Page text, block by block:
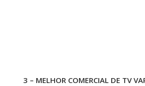
3 – MELHOR COMERCIAL DE TV